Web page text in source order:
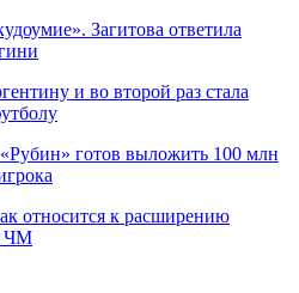
Загитова ответила
и во второй раз стала
готов выложить 100 млн
относится к расширению
ЧМ